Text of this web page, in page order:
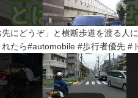
先にどうぞ」と横断歩道を渡る人
れたら#automobile #歩行者優先 #